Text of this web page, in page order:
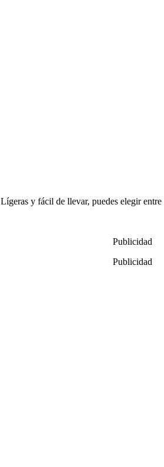
y fácil de llevar, puedes elegir
Publicidad
Publicidad